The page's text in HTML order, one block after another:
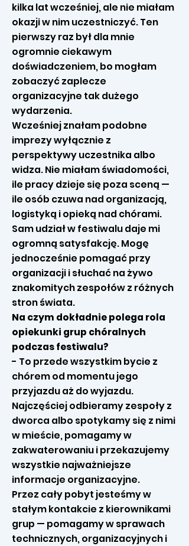
kilka lat wcześniej, ale nie miałam
okazji w nim uczestniczyć. Ten
pierwszy raz był dla mnie
ogromnie ciekawym
doświadczeniem, bo mogłam
zobaczyć zaplecze
organizacyjne tak dużego
wydarzenia.
Wcześniej znałam podobne
imprezy wyłącznie z
perspektywy uczestnika albo
widza. Nie miałam świadomości,
ile pracy dzieje się poza sceną —
ile osób czuwa nad organizacją,
logistyką i opieką nad chórami.
Sam udział w festiwalu daje mi
ogromną satysfakcję. Mogę
jednocześnie pomagać przy
organizacji i słuchać na żywo
znakomitych zespołów z różnych
stron świata.
Na czym dokładnie polega rola
opiekunki grup chóralnych
podczas festiwalu?
- To przede wszystkim bycie z
chórem od momentu jego
przyjazdu aż do wyjazdu.
Najczęściej odbieramy zespoły z
dworca albo spotykamy się z nimi
w mieście, pomagamy w
zakwaterowaniu i przekazujemy
wszystkie najważniejsze
informacje organizacyjne.
Przez cały pobyt jesteśmy w
stałym kontakcie z kierownikami
grup — pomagamy w sprawach
technicznych, organizacyjnych i